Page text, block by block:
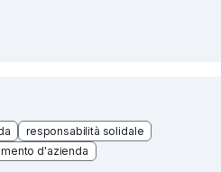
responsabilità solidale
d'azienda